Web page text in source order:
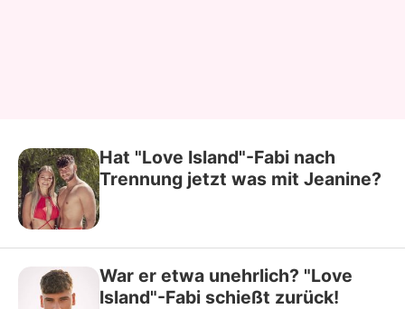
Hat "Love Island"-Fabi nach
Trennung jetzt was mit Jeanine?
War er etwa unehrlich? "Love
Island"-Fabi schießt zurück!